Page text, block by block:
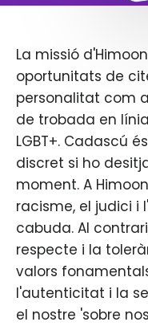
La missió
oportunitats de
personalitat com
de trobada en
LGBT+. Cadascú
discret si ho
moment. A
racisme, el judici i
cabuda. Al
respecte i la
valors
l'autenticitat i la
el nostre 'sobre